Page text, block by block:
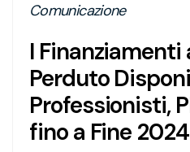
Comunicazione
I Finanziamenti
Perduto
Professionisti,
fino a Fine